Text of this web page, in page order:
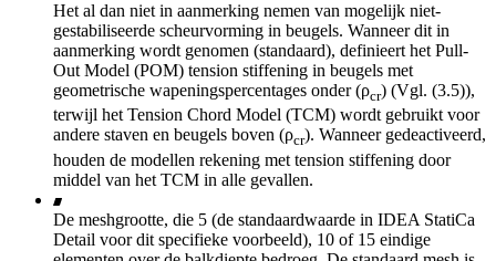
Het al dan niet in aanmerking nemen van mogelijk niet-
gestabiliseerde scheurvorming in beugels. Wanneer dit in
aanmerking wordt genomen (standaard), definieert het Pull-
Out Model (POM) tension stiffening in beugels met
geometrische wapeningspercentages onder (ρcr) (Vgl. (3.5)),
terwijl het Tension Chord Model (TCM) wordt gebruikt voor
andere staven en beugels boven (ρcr). Wanneer gedeactiveerd,
houden de modellen rekening met tension stiffening door
middel van het TCM in alle gevallen.
De meshgrootte, die 5 (de standaardwaarde in IDEA StatiCa
Detail voor dit specifieke voorbeeld), 10 of 15 eindige